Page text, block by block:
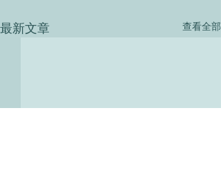
最新文章 查看全部